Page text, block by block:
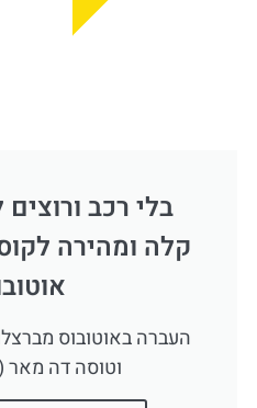
בלי רכב
קלה ומהירה
העברה באוטובוס
וטוסה דה מאר